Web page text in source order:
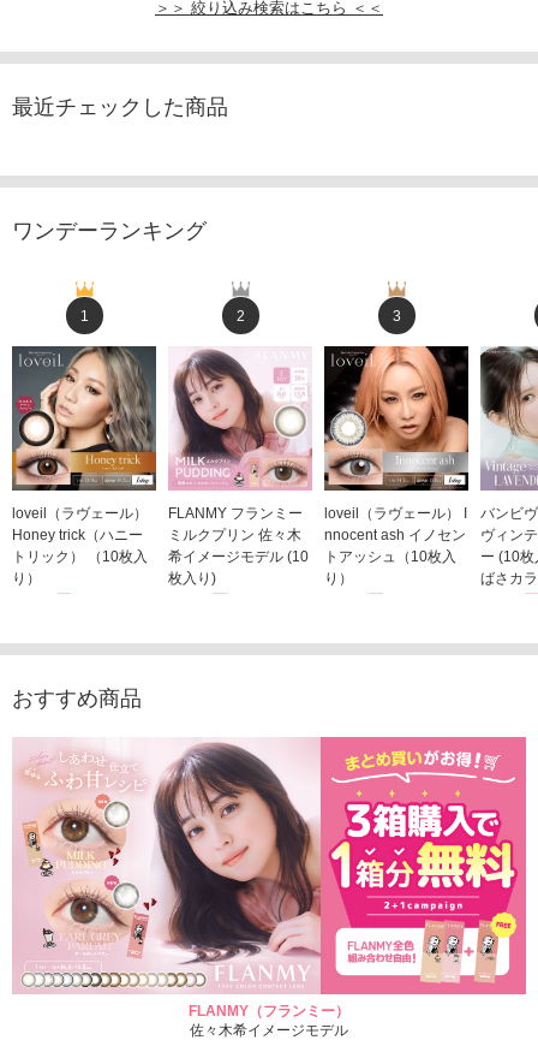
＞＞ 絞り込み検索はこちら ＜＜
最近チェックした商品
ワンデーランキング
1
loveil（ラヴェール）
Honey trick（ハニー
トリック） （10枚入
り）
2
FLANMY フランミー
ミルクプリン 佐々木
希イメージモデル (10
枚入り)
3
loveil（ラヴェール） I
nnocent ash イノセン
トアッシュ（10枚入
り）
バンビ
ヴィン
ー (10
ばさカ
おすすめ商品
FLANMY（フランミー）
佐々木希イメージモデル